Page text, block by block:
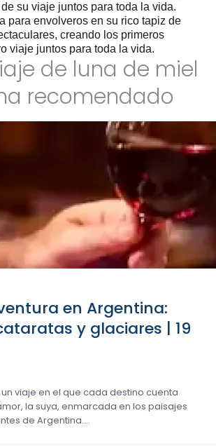
su viaje juntos para toda la vida.
para envolveros en su rico tapiz de
creando los primeros
viaje juntos para toda la vida.
de luna de miel
recomendado
en Argentina:
y glaciares | 19
viaje en el que cada destino cuenta
la suya, enmarcada en los paisajes
de Argentina....